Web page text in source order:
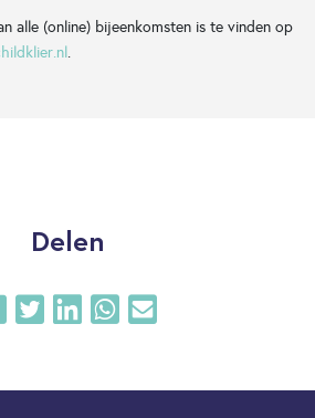
alle (online) bijeenkomsten is te vinden op
.
Delen